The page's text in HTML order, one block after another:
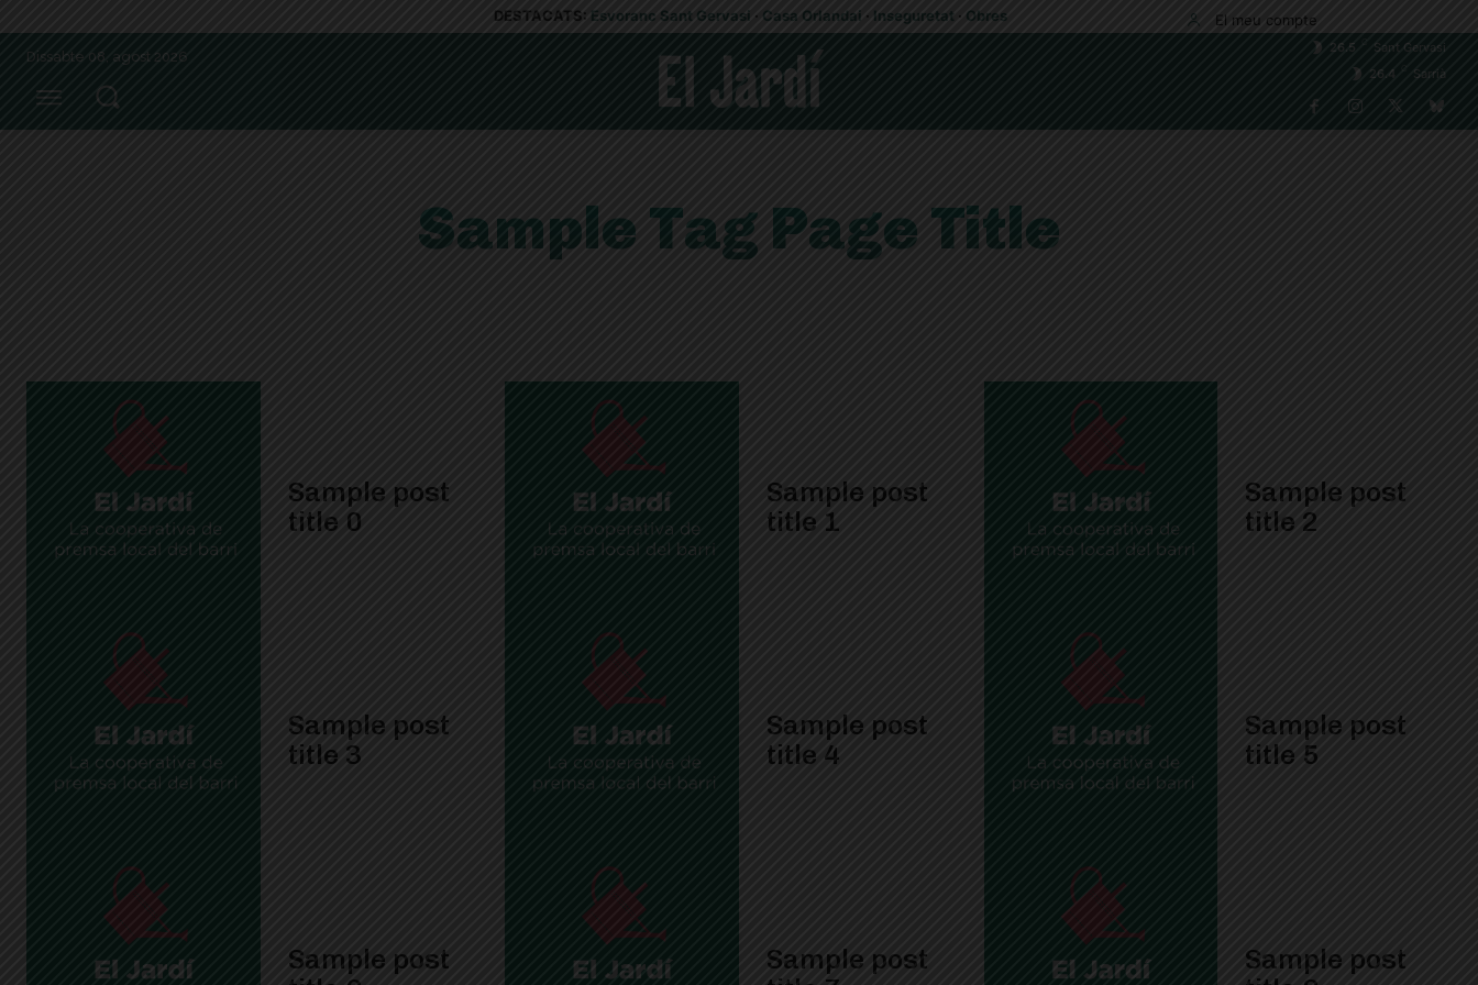
DESTACATS: Esvoranc Sant Gervasi · Casa Orlandai · Inseguretat · Obres El meu compte
Dissabte 08, agost 2026
26.5
Sant Gervasi
26.4
Sarrià
Sample Tag Page Title
Sample post
title 0
Sample post
title 1
Sample post
title 2
Sample post
title 3
Sample post
title 4
Sample post
title 5
Sample post
Sample post
Sample post